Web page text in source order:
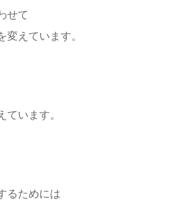
せて
変えています。
ています。
るためには